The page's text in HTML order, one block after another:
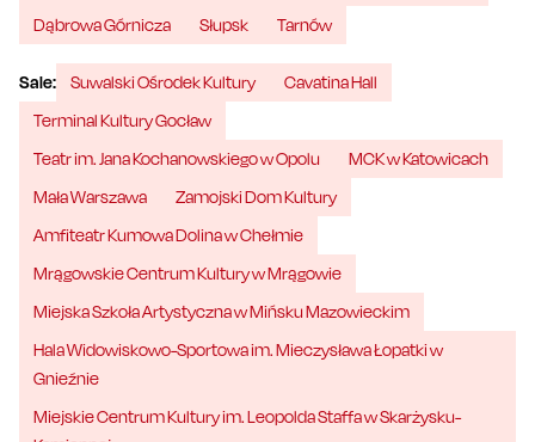
Dąbrowa Górnicza
Słupsk Tarnów
Sale: Suwalski Ośrodek Kultury
Cavatina Hall
Terminal Kultury Gocław
Teatr im. Jana Kochanowskiego w Opolu
MCK w Katowicach
Mała Warszawa
Zamojski Dom Kultury
Amfiteatr Kumowa Dolina w Chełmie
Mrągowskie Centrum Kultury w Mrągowie
Miejska Szkoła Artystyczna w Mińsku Mazowieckim
Hala Widowiskowo-Sportowa im. Mieczysława Łopatki w
Gnieźnie
Miejskie Centrum Kultury im. Leopolda Staffa w Skarżysku-